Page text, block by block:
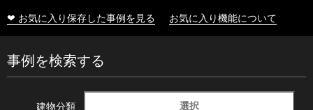
❤ お気に入り保存した事例を見る お気に入り機能について
事例を検索する
建物分類 選択